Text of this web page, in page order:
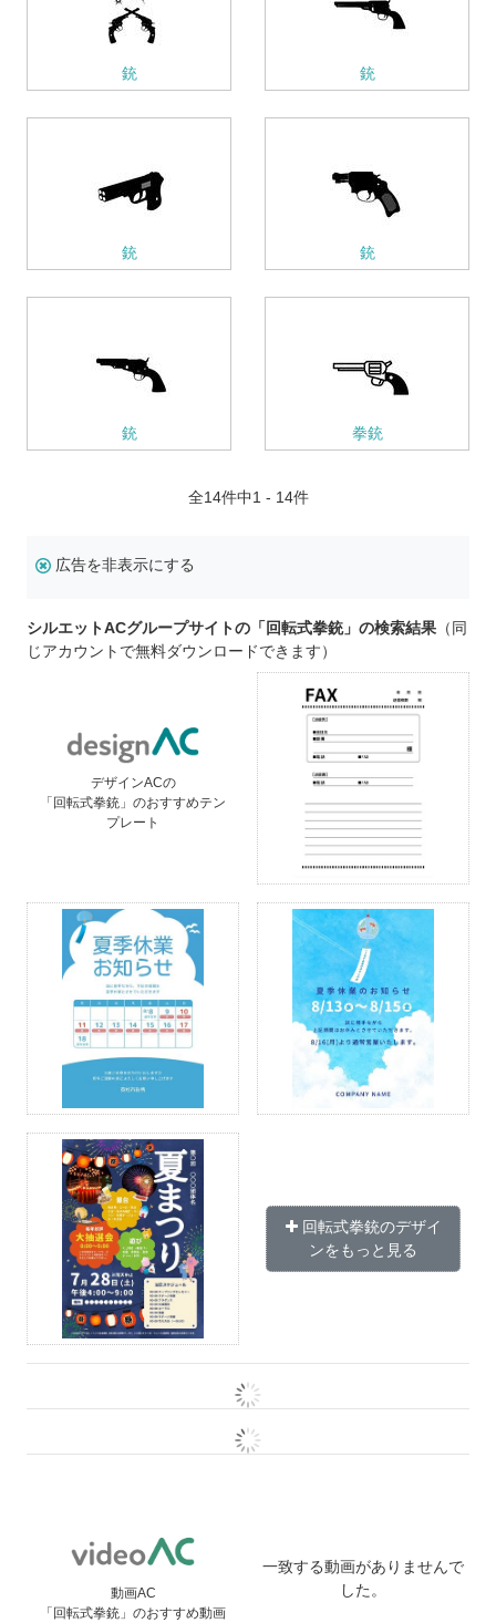
銃 銃
銃 銃
銃 拳銃
全14件中1 - 14件
広告を非表示にする
シルエットACグループサイトの「回転式拳銃」の検索結果 （同
じアカウントで無料ダウンロードできます）
デザインACの
「回転式拳銃」のおすすめテン
プレート
回転式拳銃のデザイ
ンをもっと見る
動画AC
「回転式拳銃」のおすすめ動画
一致する動画がありませんで
した。